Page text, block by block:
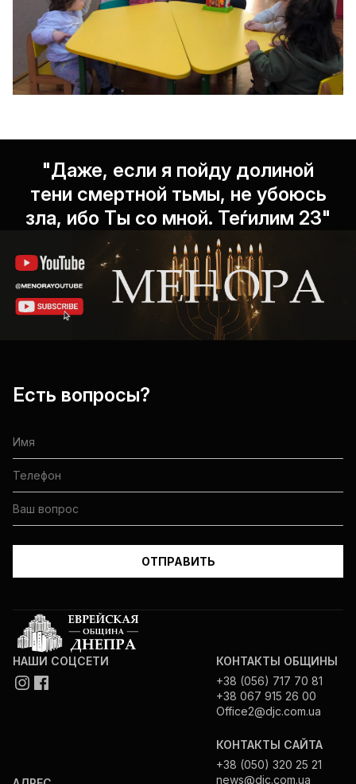
"Даже, если я пойду долиной
тени смертной тьмы, не убоюсь
зла, ибо Ты со мной. Теѓилим 23"
Есть вопросы?
НАШИ СОЦСЕТИ
КОНТАКТЫ ОБЩИНЫ
+38 (056) 717 70 81
+38 067 915 26 00
Office2@djc.com.ua
КОНТАКТЫ САЙТА
+38 (050) 320 25 21
news@djc.com.ua